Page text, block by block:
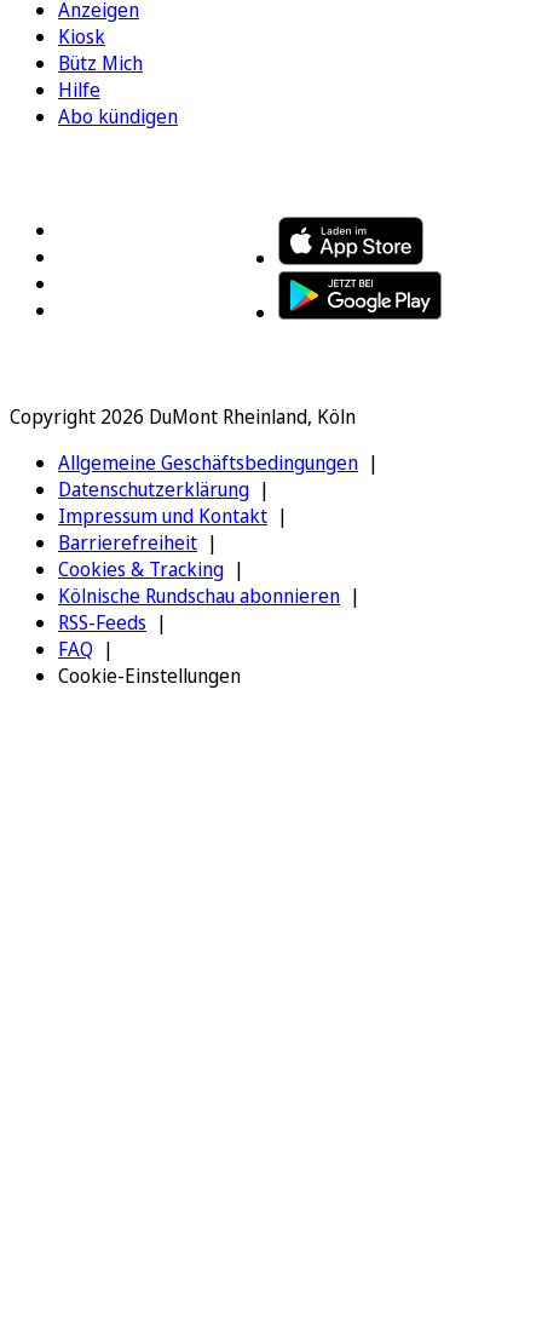
Anzeigen
Kiosk
Bütz Mich
Hilfe
Abo kündigen
Copyright 2026 DuMont Rheinland, Köln
Allgemeine Geschäftsbedingungen
Datenschutzerklärung
Impressum und Kontakt
Barrierefreiheit
Cookies & Tracking
Kölnische Rundschau abonnieren
RSS-Feeds
FAQ
Cookie-Einstellungen